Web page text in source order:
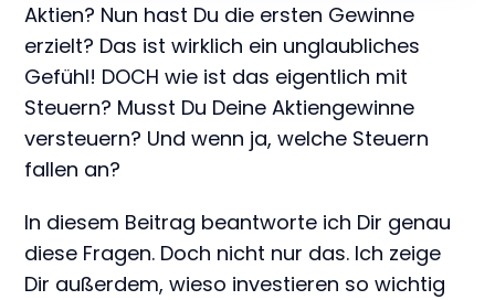
Aktien? Nun hast Du die ersten Gewinne
erzielt? Das ist wirklich ein unglaubliches
Gefühl! DOCH wie ist das eigentlich mit
Steuern? Musst Du Deine Aktiengewinne
versteuern? Und wenn ja, welche Steuern
fallen an?
In diesem Beitrag beantworte ich Dir genau
diese Fragen. Doch nicht nur das. Ich zeige
Dir außerdem, wieso investieren so wichtig